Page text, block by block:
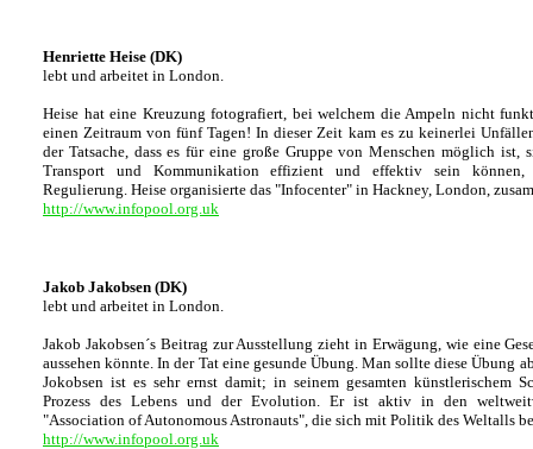
Henriette Heise (DK)
lebt und arbeitet in London.
Heise hat eine Kreuzung fotografiert, bei welchem die Ampeln nicht
einen Zeitraum von fünf Tagen! In dieser Zeit kam es zu keinerlei
der Tatsache, dass es für eine große Gruppe von Menschen möglich ist,
Transport und Kommunikation effizient und effektiv sein können,
Regulierung. Heise organisierte das "Infocenter" in Hackney, London,
http://www.infopool.org.uk
Jakob Jakobsen (DK)
lebt und arbeitet in London.
Jakob Jakobsen´s Beitrag zur Ausstellung zieht in Erwägung, wie eine
aussehen könnte. In der Tat eine gesunde Übung. Man sollte diese Übung
Jokobsen ist es sehr ernst damit; in seinem gesamten künstlerischem
Prozess des Lebens und der Evolution. Er ist aktiv in den
"Association of Autonomous Astronauts", die sich mit Politik des Weltalls
http://www.infopool.org.uk